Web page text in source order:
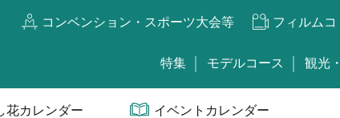
コンベンション・スポーツ大会等 フィルム
特集 モデルコース 観光
花カレンダー イベントカレンダー